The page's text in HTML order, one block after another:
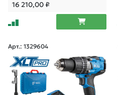
16 210,00₽
Арт.: 1329604